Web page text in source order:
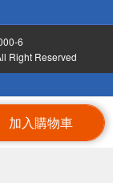
加入購物車
6
Right Reserved